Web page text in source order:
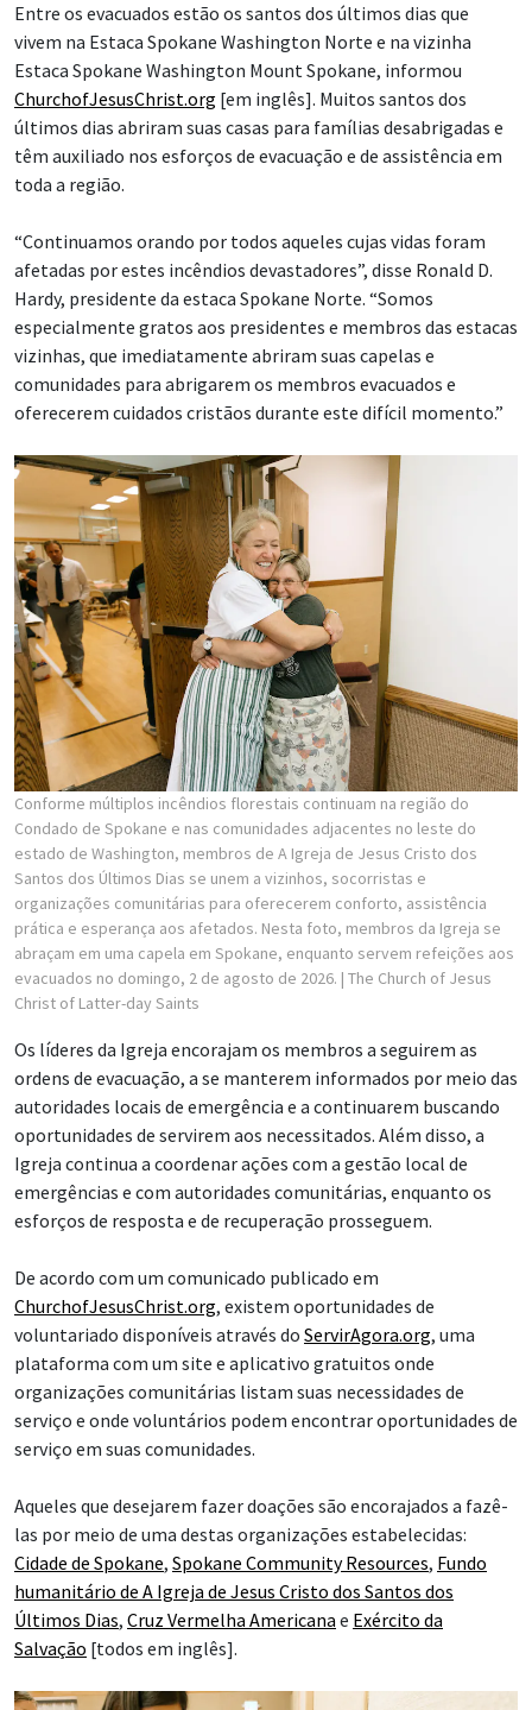
Entre os evacuados estão os santos dos últimos dias que
vivem na Estaca Spokane Washington Norte e na vizinha
Estaca Spokane Washington Mount Spokane, informou
ChurchofJesusChrist.org [em inglês]. Muitos santos dos
últimos dias abriram suas casas para famílias desabrigadas e
têm auxiliado nos esforços de evacuação e de assistência em
toda a região.
“Continuamos orando por todos aqueles cujas vidas foram
afetadas por estes incêndios devastadores”, disse Ronald D.
Hardy, presidente da estaca Spokane Norte. “Somos
especialmente gratos aos presidentes e membros das estacas
vizinhas, que imediatamente abriram suas capelas e
comunidades para abrigarem os membros evacuados e
oferecerem cuidados cristãos durante este difícil momento.”
Conforme múltiplos incêndios florestais continuam na região do
Condado de Spokane e nas comunidades adjacentes no leste do
estado de Washington, membros de A Igreja de Jesus Cristo dos
Santos dos Últimos Dias se unem a vizinhos, socorristas e
organizações comunitárias para oferecerem conforto, assistência
prática e esperança aos afetados. Nesta foto, membros da Igreja se
abraçam em uma capela em Spokane, enquanto servem refeições aos
evacuados no domingo, 2 de agosto de 2026. | The Church of Jesus
Christ of Latter-day Saints
Os líderes da Igreja encorajam os membros a seguirem as
ordens de evacuação, a se manterem informados por meio das
autoridades locais de emergência e a continuarem buscando
oportunidades de servirem aos necessitados. Além disso, a
Igreja continua a coordenar ações com a gestão local de
emergências e com autoridades comunitárias, enquanto os
esforços de resposta e de recuperação prosseguem.
De acordo com um comunicado publicado em
ChurchofJesusChrist.org, existem oportunidades de
voluntariado disponíveis através do ServirAgora.org, uma
plataforma com um site e aplicativo gratuitos onde
organizações comunitárias listam suas necessidades de
serviço e onde voluntários podem encontrar oportunidades de
serviço em suas comunidades.
Aqueles que desejarem fazer doações são encorajados a fazê-
las por meio de uma destas organizações estabelecidas:
Cidade de Spokane, Spokane Community Resources, Fundo
humanitário de A Igreja de Jesus Cristo dos Santos dos
Últimos Dias, Cruz Vermelha Americana e Exército da
Salvação [todos em inglês].